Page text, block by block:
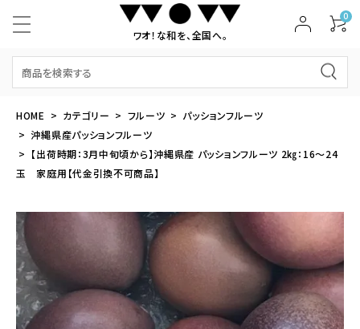
ワオ！な和を、全国へ。
0
HOME カテゴリー フルーツ
パッションフルーツ
沖縄県産パッションフルーツ
【出荷時期：3月中旬頃から】沖縄県産 パッションフルーツ 2㎏：16～24
玉 家庭用【代金引換不可商品】